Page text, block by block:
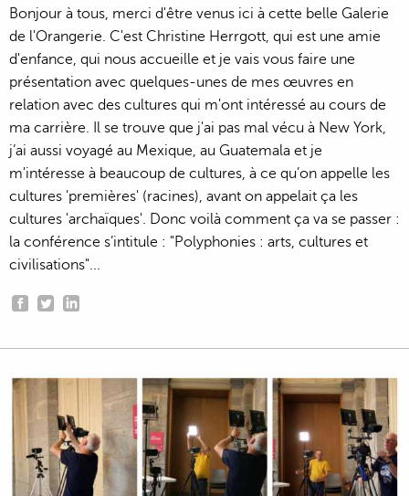
Bonjour à tous, merci d'être venus ici à cette belle Galerie
de l'Orangerie. C'est Christine Herrgott, qui est une amie
d'enfance, qui nous accueille et je vais vous faire une
présentation avec quelques-unes de mes œuvres en
relation avec des cultures qui m'ont intéressé au cours de
ma carrière. Il se trouve que j'ai pas mal vécu à New York,
j’ai aussi voyagé au Mexique, au Guatemala et je
m'intéresse à beaucoup de cultures, à ce qu’on appelle les
cultures 'premières' (racines), avant on appelait ça les
cultures 'archaïques'. Donc voilà comment ça va se passer :
la conférence s’intitule : "Polyphonies : arts, cultures et
civilisations"...